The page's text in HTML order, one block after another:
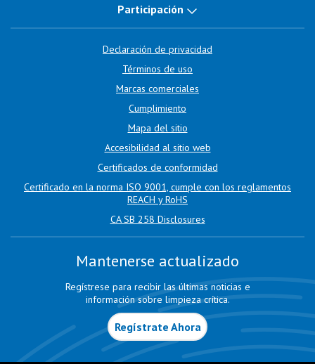
Participación
Declaración de privacidad
Términos de uso
Marcas comerciales
Cumplimiento
Mapa del sitio
Accesibilidad al sitio web
Certificados de conformidad
Certificado en la norma ISO 9001, cumple con los reglamentos
REACH y RoHS
CA SB 258 Disclosures
Mantenerse actualizado
Regístrese para recibir las últimas noticias e
información sobre limpieza crítica.
Regístrate Ahora